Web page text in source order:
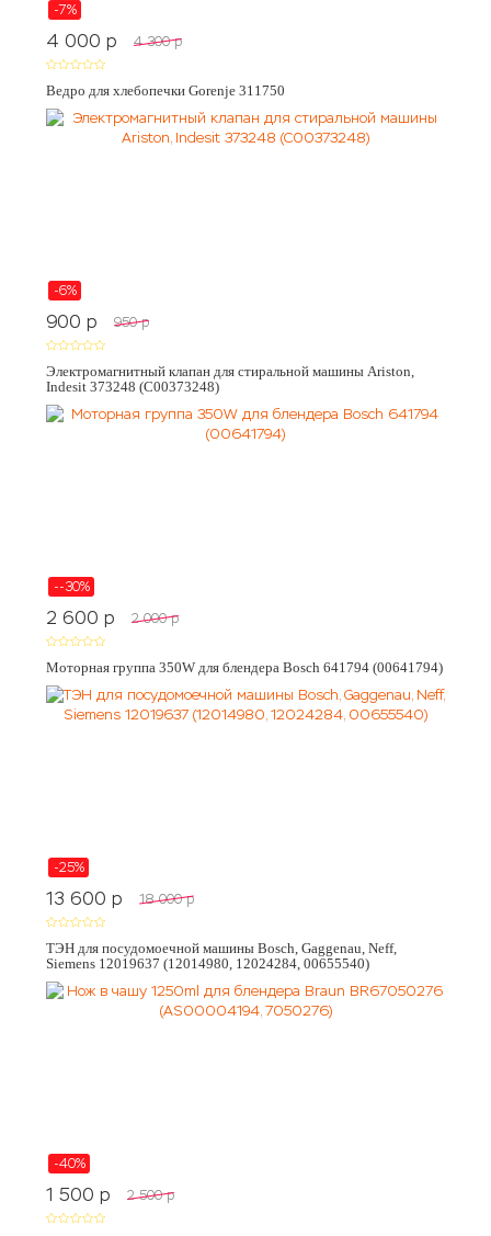
-7%
4 000 p 4 300 p
Ведро для хлебопечки Gorenje 311750
-6%
900 p 950 p
Электромагнитный клапан для стиральной машины Ariston,
Indesit 373248 (C00373248)
--30%
2 600 p 2 000 p
Моторная группа 350W для блендера Bosch 641794 (00641794)
-25%
13 600 p 18 000 p
ТЭН для посудомоечной машины Bosch, Gaggenau, Neff,
Siemens 12019637 (12014980, 12024284, 00655540)
-40%
1 500 p 2 500 p